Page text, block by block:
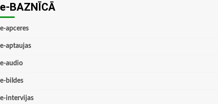
e-BAZNĪCĀ
e-apceres
e-aptaujas
e-audio
e-bildes
e-intervijas